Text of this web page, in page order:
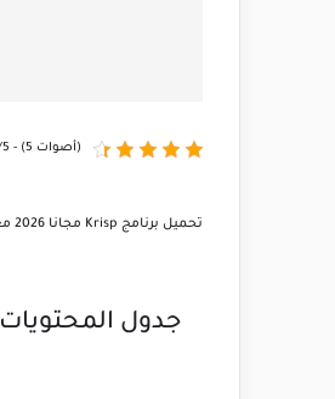
4.4/5 - (5 أصوات)
تحميل برنامج Krisp مجانا 2026 مع تقنيات الذكاء الاصطناعي
جدول المحتويات